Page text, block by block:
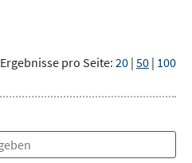
Ergebnisse pro Seite: 20 | 50 | 100